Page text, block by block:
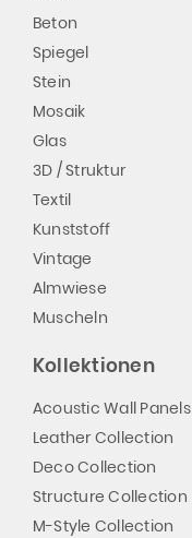
Beton
Spiegel
Stein
Mosaik
Glas
3D / Struktur
Textil
Kunststoff
Vintage
Almwiese
Muscheln
Kollektionen
Acoustic Wall Panels
Leather Collection
Deco Collection
Structure Collection
M-Style Collection